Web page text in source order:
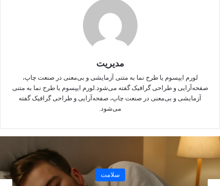
صبحانه‌های عالی برای لاغری
می‌تونه به شکل آبپز، نیمرو یا املت ساده باشه
2️⃣ اوتمیل (جو دوسر)
می‌تونی با میوه، آجیل یا دارچین ترکیب کنی
3️⃣ ماست یونانی + مغزها
مدیریت
لورم ایپسوم یا طرح‌ نما به متنی آزمایشی و بی‌معنی در صنعت چاپ،
صفحه‌آرایی و طراحی گرافیک گفته می‌شود.لورم ایپسوم یا طرح‌ نما به متنی
آزمایشی و بی‌معنی در صنعت چاپ، صفحه‌آرایی و طراحی گرافیک گفته
می‌شود.
سلامت